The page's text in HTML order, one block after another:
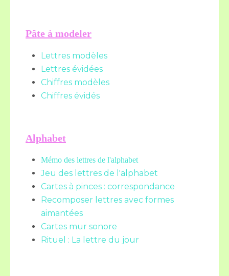
Pâte à modeler
Lettres modèles
Lettres évidées
Chiffres modèles
Chiffres évidés
Alphabet
Mémo des lettres de l'alphabet
Jeu des lettres de l'alphabet
Cartes à pinces : correspondance
Recomposer lettres avec formes
aimantées
Cartes mur sonore
Rituel : La lettre du jour